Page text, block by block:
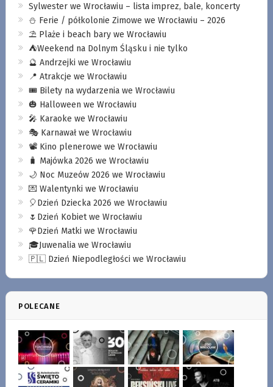
Sylwester we Wrocławiu – lista imprez, bale, koncerty
⛄️ Ferie / półkolonie Zimowe we Wrocławiu – 2026
⛱️ Plaże i beach bary we Wrocławiu
⛺️Weekend na Dolnym Śląsku i nie tylko
🔮 Andrzejki we Wrocławiu
📍 Atrakcje we Wrocławiu
🎟️ Bilety na wydarzenia we Wrocławiu
🎃 Halloween we Wrocławiu
🎤 Karaoke we Wrocławiu
🎭 Karnawał we Wrocławiu
📽️ Kino plenerowe we Wrocławiu
🧳 Majówka 2026 we Wrocławiu
🌙 Noc Muzeów 2026 we Wrocławiu
💌 Walentynki we Wrocławiu
🎈Dzień Dziecka 2026 we Wrocławiu
🌷Dzień Kobiet we Wrocławiu
🌹Dzień Matki we Wrocławiu
🎓Juwenalia we Wrocławiu
🇵🇱 Dzień Niepodległości we Wrocławiu
POLECANE